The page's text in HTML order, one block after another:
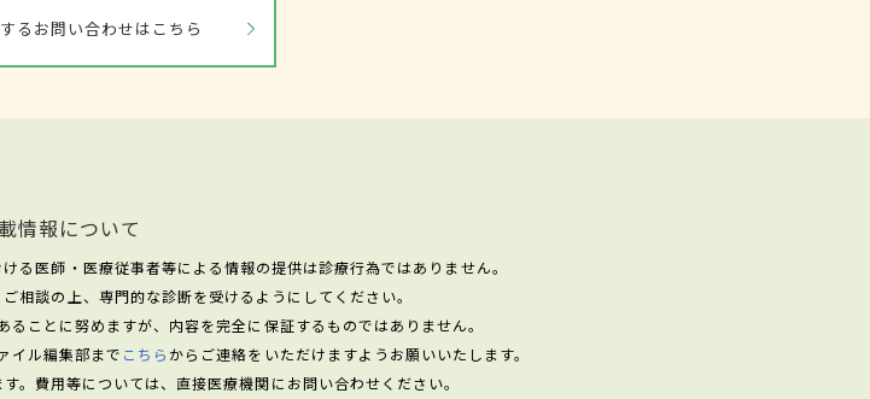
るお問い合わせはこちら
情報について
る医師・医療従事者等による情報の提供は診療行為ではありません。
相談の上、専門的な診断を受けるようにしてください。
ことに努めますが、内容を完全に保証するものではありません。
イル編集部まで こちら からご連絡をいただけますようお願いいたします。
。費用等については、直接医療機関にお問い合わせください。